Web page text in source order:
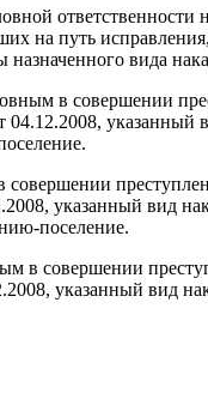
на путь
вида
в совершении
04.12.2008,
указанный вид
поселение.
в совершении
указанный вид